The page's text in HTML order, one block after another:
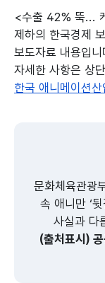
<수출 42% 뚝...
제하의 한국경제
보도자료 내용입니
자세한 사항은 상
한국 애니메이션
문화체육관광
속 애니만 ‘
사실과 다
(출처표시)